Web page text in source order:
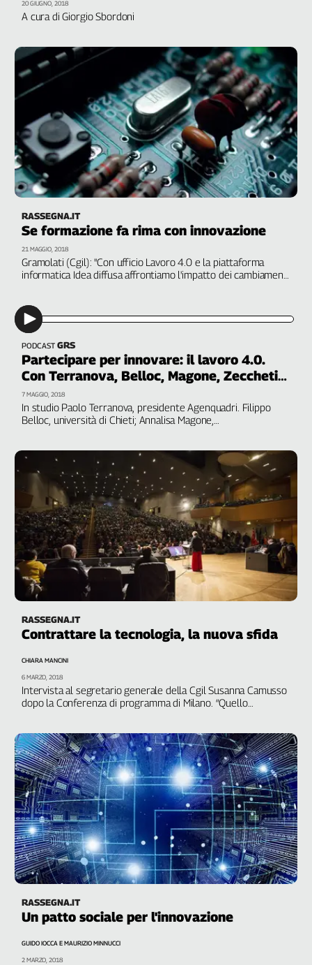
Liguria
Lombardia
Piemonte
Puglia
Sardegna
Toscana
Trentino
Umbria
Valle
D'Aosta
Veneto
Archivio
Storico
1955-
Contatti
La
Newsletter
Social
A cura di Giorgio Sbordoni
20 GIUGNO, 2018
RASSEGNA.IT
Se formazione fa rima con innovazione
Gramolati (Cgil): "Con ufficio Lavoro 4.0 e la piattaforma
informatica Idea diffusa affrontiamo l'impatto dei cambiamenti
in atto"
21 MAGGIO, 2018
PODCAST GRS
Partecipare per innovare: il lavoro 4.0.
Con Terranova, Belloc, Magone, Zecchetin,
Papignanni
In studio Paolo Terranova, presidente Agenquadri. Filippo
Belloc, università di Chieti; Annalisa Magone,
7 MAGGIO, 2018
RASSEGNA.IT
Contrattare la tecnologia, la nuova sfida
Intervista al segretario generale della Cgil Susanna Camusso
dopo la Conferenza di programma di Milano. “Quello
CHIARA MANCINI
6 MARZO, 2018
RASSEGNA.IT
Un patto sociale per l'innovazione
GUIDO IOCCA E MAURIZIO MINNUCCI
2 MARZO, 2018